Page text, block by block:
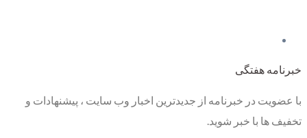
خبرنامه هفتگی
با عضویت در خبرنامه از جدیدترین اخبار وب سایت ، پیشنهادات و
تخفیف ها با خبر شوید.